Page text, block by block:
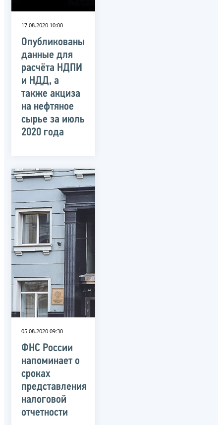
17.08.2020 10:00
Опубликованы
данные для
расчёта НДПИ
и НДД, а
также акциза
на нефтяное
сырье за июль
2020 года
05.08.2020 09:30
ФНС России
напоминает о
сроках
представления
налоговой
отчетности